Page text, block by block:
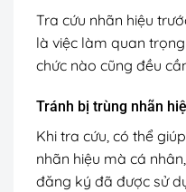
Tra cứu nhãn hiệu
là việc làm quan
chức nào cũng đều
Tránh bị trùng nhãn
Khi tra cứu, có thể
nhãn hiệu mà cá
đăng ký đã được sử